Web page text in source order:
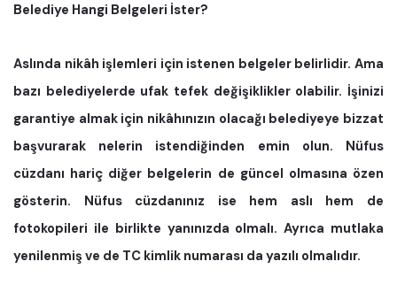
Belediye Hangi Belgeleri İster?
Aslında nikâh işlemleri için istenen belgeler belirlidir. Ama
bazı belediyelerde ufak tefek değişiklikler olabilir. İşinizi
garantiye almak için nikâhınızın olacağı belediyeye bizzat
başvurarak nelerin istendiğinden emin olun. Nüfus
cüzdanı hariç diğer belgelerin de güncel olmasına özen
gösterin. Nüfus cüzdanınız ise hem aslı hem de
fotokopileri ile birlikte yanınızda olmalı. Ayrıca mutlaka
yenilenmiş ve de TC kimlik numarası da yazılı olmalıdır.